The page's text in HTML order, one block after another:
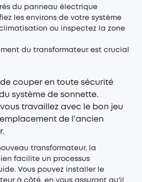
du panneau électrique
les environs de votre système
ou inspectez la zone
du transformateur est crucial
de couper en toute sécurité
système de sonnette.
travaillez avec le bon jeu
de l'ancien
transformateur, la
facilite un processus
Vous pouvez installer le
à côté, en vous assurant qu'il